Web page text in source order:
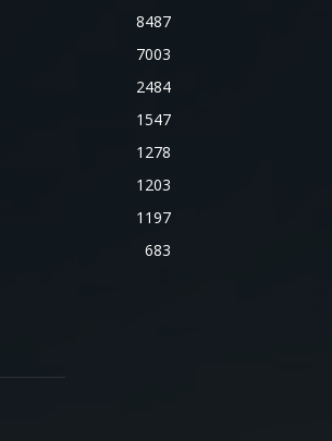
8487
7003
2484
1547
1278
1203
1197
683